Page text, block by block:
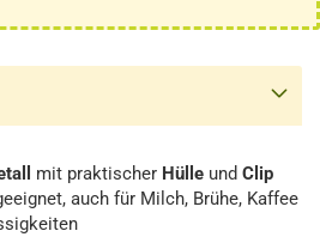
mit praktischer Hülle und Clip
auch für Milch, Brühe, Kaffee